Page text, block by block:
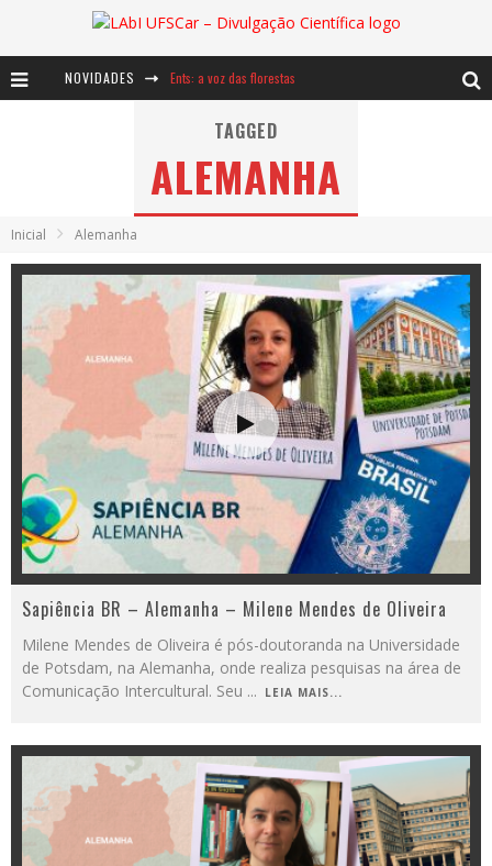
NOVIDADES Ents: a voz das florestas
Notáveis: Bertha Lutz
TAGGED
ALEMANHA
Inicial Alemanha
Sapiência BR – Alemanha – Milene Mendes de Oliveira
Milene Mendes de Oliveira é pós-doutoranda na Universidade
de Potsdam, na Alemanha, onde realiza pesquisas na área de
Comunicação Intercultural. Seu ... LEIA MAIS...